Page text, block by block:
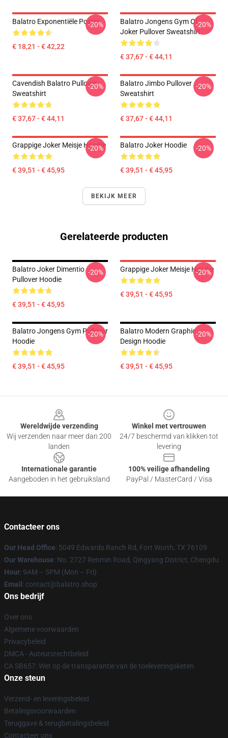
Balatro Exponentiële Poster
€ 18,21 - € 42,22
-20%
Balatro Jongens Gym Of
Joker Pullover Sweatshirt
€ 37,67 - € 44,11
-20%
Cavendish Balatro Pullover
Sweatshirt
€ 37,67 - € 44,11
-20%
Balatro Jimbo Pullover
Sweatshirt
€ 37,67 - € 44,11
-20%
Grappige Joker Meisje Hoodie
€ 39,51 - € 45,95
-20% Balatro Joker Hoodie
€ 39,51 - € 45,95
-20%
BEKIJK MEER
Gerelateerde producten
Balatro Joker Dimentio
Pullover Hoodie
€ 39,51 - € 45,95
-20% Grappige Joker Meisje Hoodie
€ 39,51 - € 45,95
-20%
Balatro Jongens Gym Pullover
Hoodie
€ 39,51 - € 45,95
-20%
Balatro Modern Graphic
Design Hoodie
€ 39,51 - € 45,95
-20%
Wereldwijde verzending
Wij verzenden naar meer dan 200
landen
Winkel met vertrouwen
24/7 beschermd van klikken tot
levering
Internationale garantie
Aangeboden in het gebruiksland
100% veilige afhandeling
PayPal / MasterCard / Visa
Contacteer ons
Our Head Office: 5049 Edwards Ranch Rd, Fort Worth, TX 76109
Our Warehouse: No. 2727 Renmin Road, Qingyang District, Chengdu
Hour: 9AM – 5PM (Mon – Fri)
Email : contact@balatro.shop
Ons bedrijf
Over ons
Algemene voorwaarden
Privacybeleid
DMCA - Auteursrechtbeleid
CA SB657: Wet op de transparantie van de toeleveringsketen
Onze steun
Verzend- en leveringsbeleid
Betalingsvoorwaarden
Teruggave & terugbetalingsbeleid
Contacteer ons